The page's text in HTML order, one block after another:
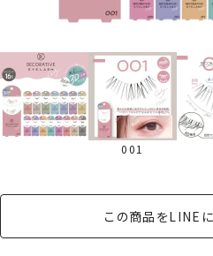
001
この商品をLINE